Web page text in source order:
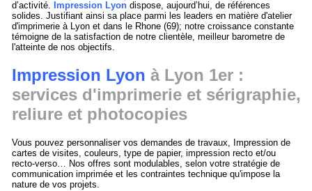
d’activité. Impression Lyon dispose, aujourd’hui, de références
solides. Justifiant ainsi sa place parmi les leaders en matière d'atelier
d'imprimerie à Lyon et dans le Rhone (69); notre croissance constante
témoigne de la satisfaction de notre clientèle, meilleur barometre de
l'atteinte de nos objectifs.
Impression Lyon à Lyon 1er :
services d'imprimerie et sérigraphie,
reliure et photocopies
Vous pouvez personnaliser vos demandes de travaux, Impression de
cartes de visites, couleurs, type de papier, impression recto et/ou
recto-verso… Nos offres sont modulables, selon votre stratégie de
communication imprimée et les contraintes technique qu'impose la
nature de vos projets.